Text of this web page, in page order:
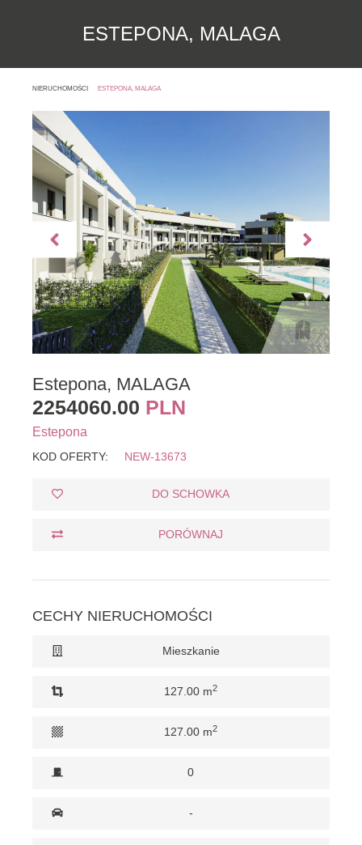
ESTEPONA, MALAGA
NIERUCHOMOŚCI ESTEPONA, MALAGA
Estepona, MALAGA
2254060.00 PLN
Estepona
KOD OFERTY: NEW-13673
DO SCHOWKA
PORÓWNAJ
CECHY NIERUCHOMOŚCI
Mieszkanie
127.00 m2
127.00 m2
0
-